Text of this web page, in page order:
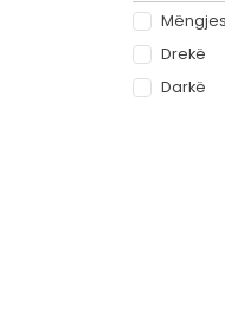
Mëngjes
Drekë
Darkë